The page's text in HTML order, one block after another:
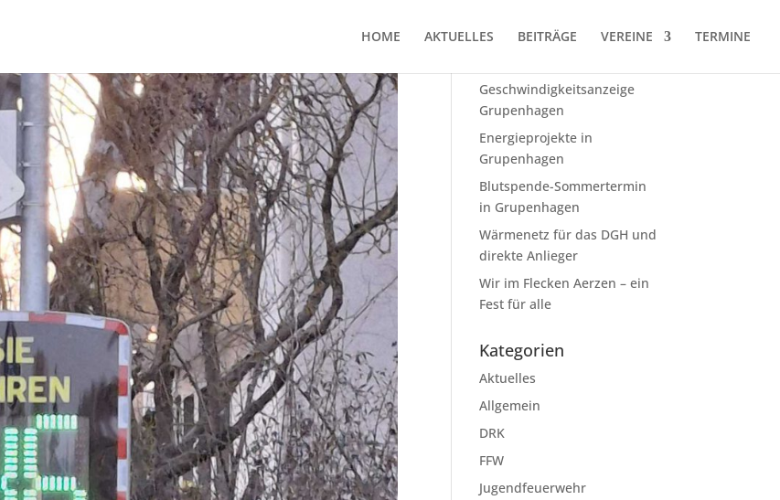
HOME AKTUELLES BEITRÄGE VEREINE TERMINE
Geschwindig­keits­anzeige
Grupenhagen
Energieprojekte in
Grupenhagen
Blutspende-Sommertermin
in Grupenhagen
Wärmenetz für das DGH und
direkte Anlieger
Wir im Flecken Aerzen – ein
Fest für alle
Kategorien
Aktuelles
Allgemein
DRK
FFW
Jugendfeuerwehr